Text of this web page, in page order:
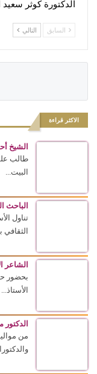
الدكتورة كوثر سعيد
السابق التالي
الاكثر قراءة
الشيخ
طالب
البيت...
الباحث
تناول
الشاعر
بحضور
الأستاذ...
من